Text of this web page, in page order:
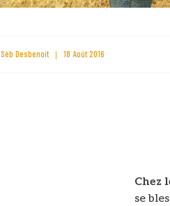
Sèb Desbenoit 18 Août 2016
Chez
se